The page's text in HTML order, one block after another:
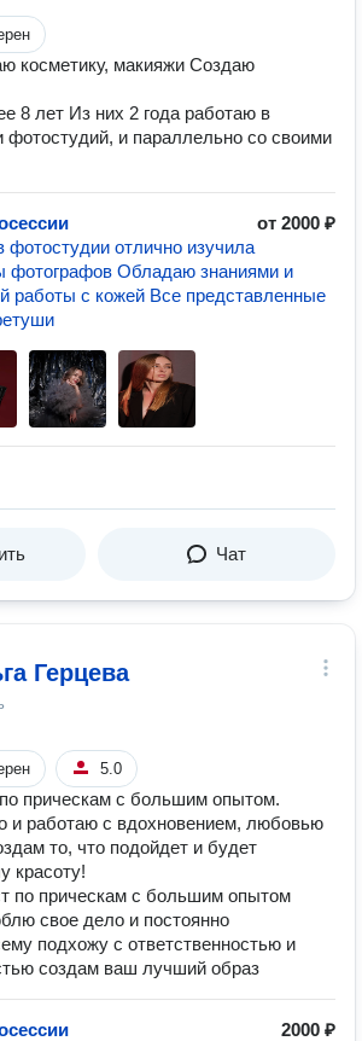
косметику, макияжи Создаю
8 лет Из них 2 года работаю в
фотостудий, и параллельно со своими
от 2000 ₽
фотостудии отлично изучила
фотографов Обладаю знаниями и
работы с кожей Все представленные
Чат
Герцева
5.0
прическам с большим опытом.
и работаю с вдохновением, любовью
то, что подойдет и будет
красоту!
по прическам с большим опытом
свое дело и постоянно
подхожу с ответственностью и
создам ваш лучший образ
2000 ₽